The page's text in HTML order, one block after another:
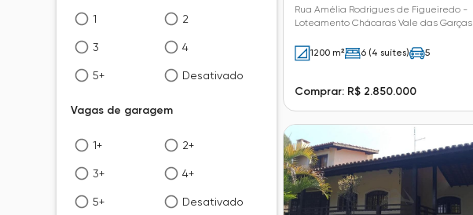
1 2
3 4
5+ Desativado
Vagas de garagem
1+ 2+
3+ 4+
5+ Desativado
Rua Amélia Rodrigues de Figueiredo -
Loteamento Chácaras Vale das Garças
1200 m² 6 (4 suítes) 5
Comprar: R$ 2.850.000